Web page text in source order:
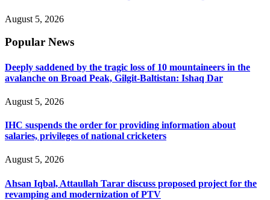
August 5, 2026
Popular News
Deeply saddened by the tragic loss of 10 mountaineers in the
avalanche on Broad Peak, Gilgit-Baltistan: Ishaq Dar
August 5, 2026
IHC suspends the order for providing information about
salaries, privileges of national cricketers
August 5, 2026
Ahsan Iqbal, Attaullah Tarar discuss proposed project for the
revamping and modernization of PTV